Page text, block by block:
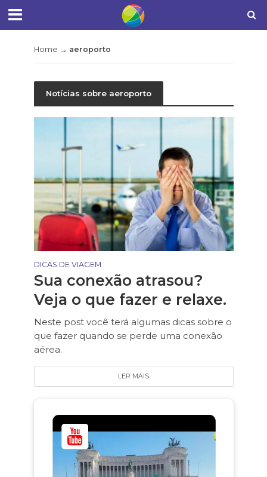
Home → aeroporto
Notícias sobre aeroporto
DICAS DE VIAGEM
Sua conexão atrasou?
Veja o que fazer e relaxe.
Neste post você terá algumas dicas sobre o
que fazer quando se perde uma conexão
aérea.
LER MAIS